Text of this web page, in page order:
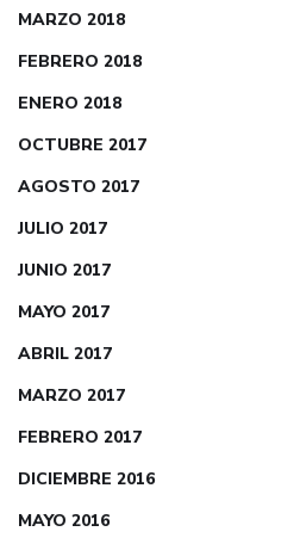
MARZO 2018
FEBRERO 2018
ENERO 2018
OCTUBRE 2017
AGOSTO 2017
JULIO 2017
JUNIO 2017
MAYO 2017
ABRIL 2017
MARZO 2017
FEBRERO 2017
DICIEMBRE 2016
MAYO 2016